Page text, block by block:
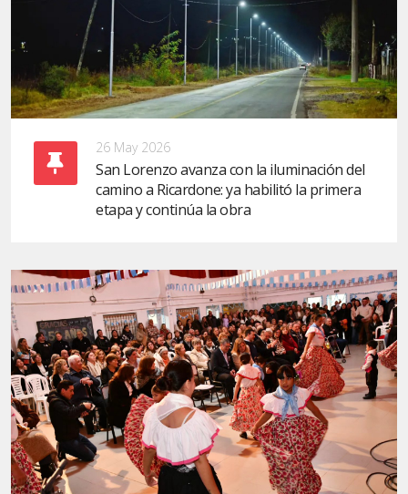
26 May 2026
San Lorenzo avanza con la iluminación del
camino a Ricardone: ya habilitó la primera
etapa y continúa la obra